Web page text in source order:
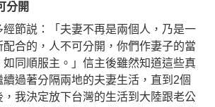
分開
節説：「夫妻不再是兩個人，乃是一
合的，人不可分開，你們作妻子的當
如同順服主。」信主後雖然知道這些真
過著分隔兩地的夫妻生活，直到2個
，我決定放下台灣的生活到大陸跟老公